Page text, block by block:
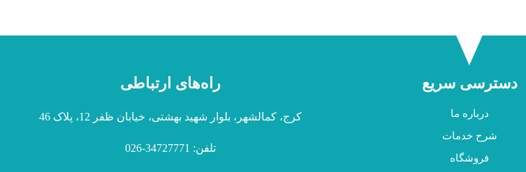
دسترسی سریع
درباره ما
شرح خدمات
فروشگاه
راه‌های ارتباطی
کرج، کمالشهر، بلوار شهید بهشتی، خیابان ظفر 12، پلاک 46
تلفن: 34727771-026